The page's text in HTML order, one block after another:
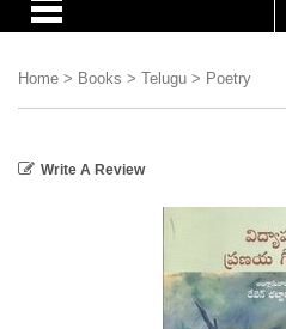
Home > Books > Telugu > Poetry
Write A Review